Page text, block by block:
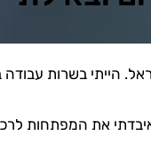
הייתי בשרות
את המפתחות